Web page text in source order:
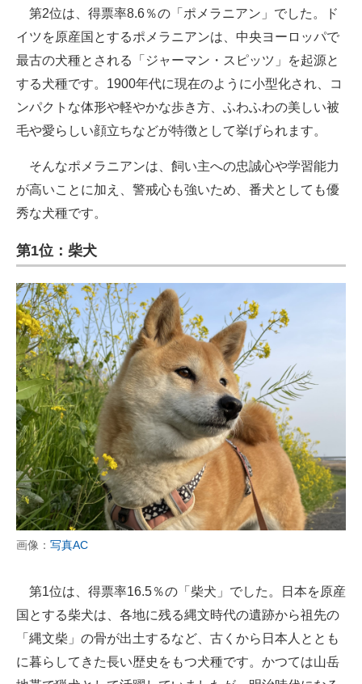
第2位は、得票率8.6％の「ポメラニアン」でした。ド
イツを原産国とするポメラニアンは、中央ヨーロッパで
最古の犬種とされる「ジャーマン・スピッツ」を起源と
する犬種です。1900年代に現在のように小型化され、コ
ンパクトな体形や軽やかな歩き方、ふわふわの美しい被
毛や愛らしい顔立ちなどが特徴として挙げられます。
そんなポメラニアンは、飼い主への忠誠心や学習能力
が高いことに加え、警戒心も強いため、番犬としても優
秀な犬種です。
第1位：柴犬
画像： 写真AC
第1位は、得票率16.5％の「柴犬」でした。日本を原産
国とする柴犬は、各地に残る縄文時代の遺跡から祖先の
「縄文柴」の骨が出土するなど、古くから日本人ととも
に暮らしてきた長い歴史をもつ犬種です。かつては山岳